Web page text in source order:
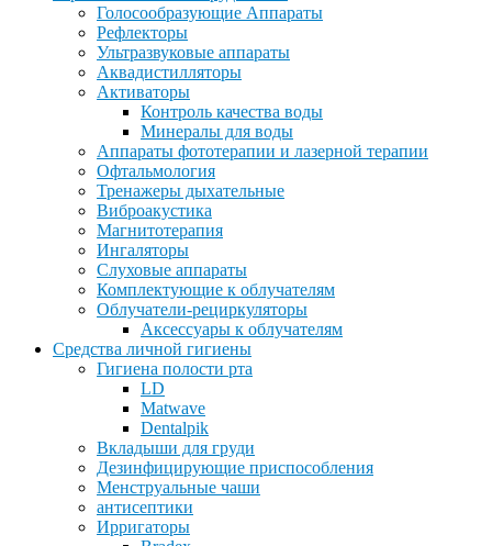
Голосообразующие Аппараты
Рефлекторы
Ультразвуковые аппараты
Аквадистилляторы
Активаторы
Контроль качества воды
Минералы для воды
Аппараты фототерапии и лазерной терапии
Офтальмология
Тренажеры дыхательные
Виброакустика
Магнитотерапия
Ингаляторы
Слуховые аппараты
Комплектующие к облучателям
Облучатели-рециркуляторы
Аксессуары к облучателям
Средства личной гигиены
Гигиена полости рта
LD
Matwave
Dentalpik
Вкладыши для груди
Дезинфицирующие приспособления
Менструальные чаши
антисептики
Ирригаторы